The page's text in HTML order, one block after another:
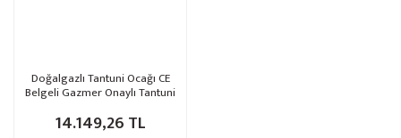
Doğalgazlı Tantuni Ocağı CE
Belgeli Gazmer Onaylı Tantuni
14.149,26 TL